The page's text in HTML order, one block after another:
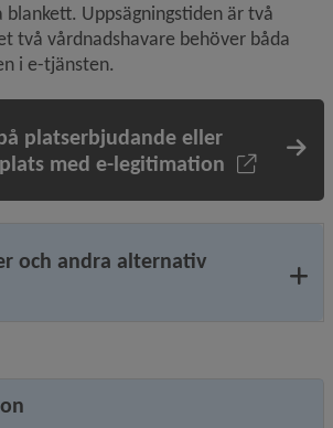
Uppsägningstiden är två
två vårdnadshavare behöver båda
i e-tjänsten.
platserbjudande eller
med e-legitimation
och andra alternativ